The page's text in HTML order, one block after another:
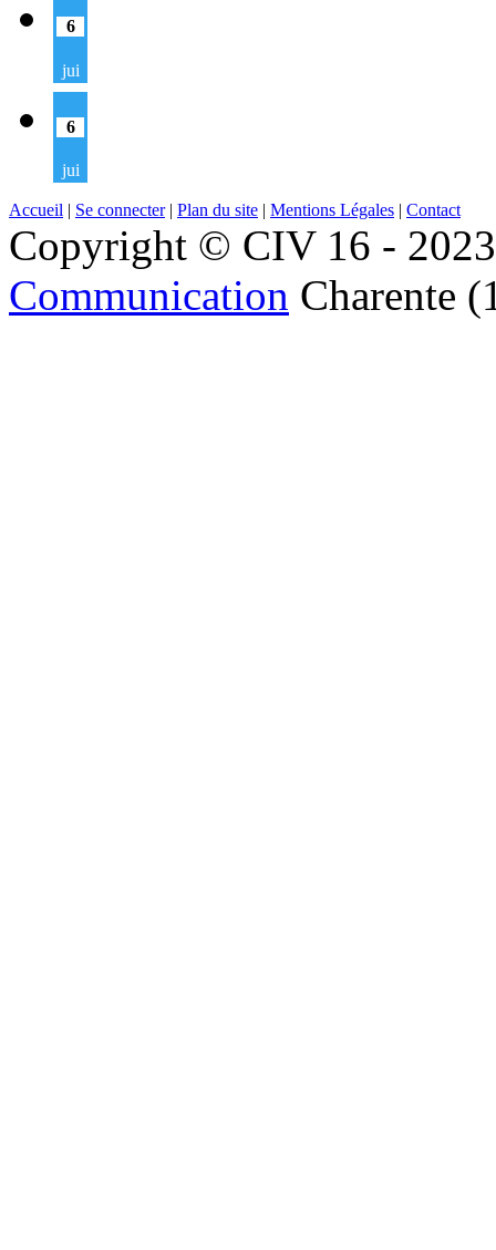
6
jui
6
jui
Accueil | Se connecter| Plan du site | Mentions Légales | Contact
Copyright © CIV 16 -
Communication Charente